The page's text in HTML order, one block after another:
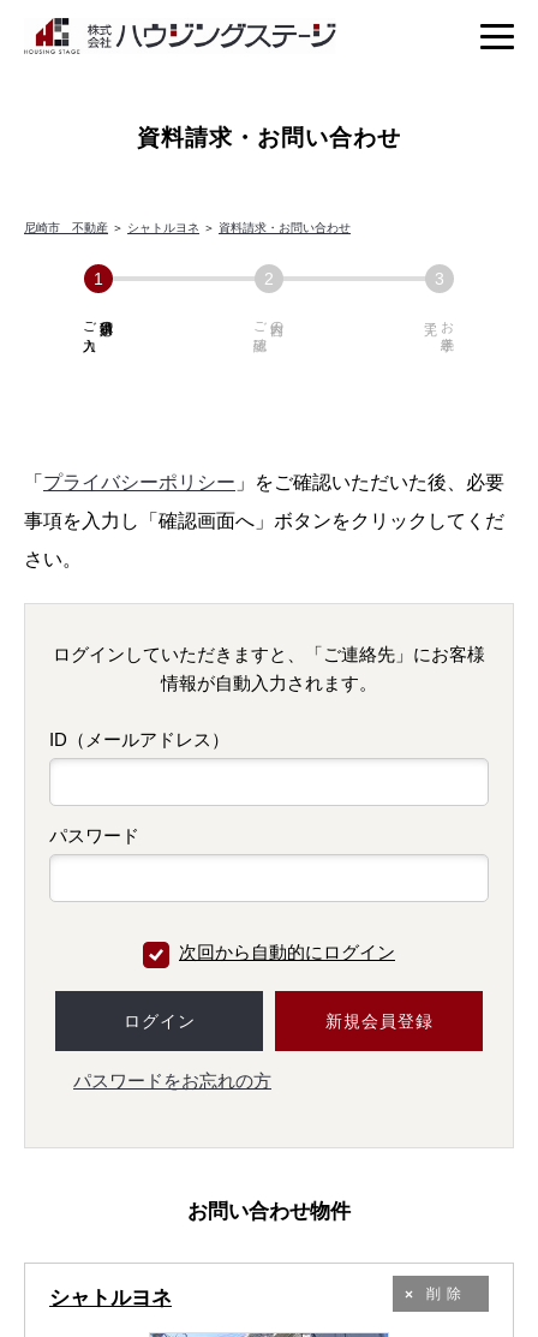
資料請求・お問い合わせ
尼崎市 不動産 ＞ シャトルヨネ ＞ 資料請求・お問い合わせ
必須項目の
ご入力 内容の
ご確認 お手続き
「 プライバシーポリシー 」をご確認いただいた後、必要
事項を入力し「確認画面へ」ボタンをクリックしてくだ
さい。
ログインしていただきますと、「ご連絡先」にお客様
情報が自動入力されます。
ID（メールアドレス）
パスワード
次回から自動的にログイン
ログイン 新規会員登録
パスワードをお忘れの方
お問い合わせ物件
シャトルヨネ 削除